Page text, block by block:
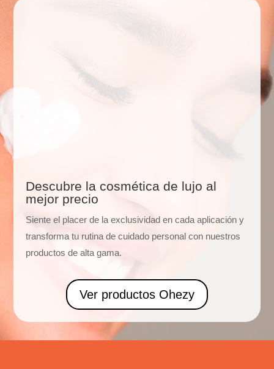
Descubre la cosmética de lujo al
mejor precio
Siente el placer de la exclusividad en cada aplicación y
transforma tu rutina de cuidado personal con nuestros
productos de alta gama.
Ver productos Ohezy